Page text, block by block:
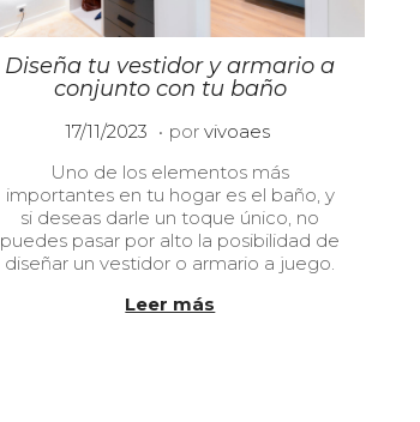
Diseña tu vestidor y armario a
conjunto con tu baño
P
b
l
i
c
a
17/11/2023
/
0
1
/
2
2
. por vivoaes
Uno de los elementos más
importantes en tu hogar es el baño, y
si deseas darle un toque único, no
puedes pasar por alto la posibilidad de
diseñar un vestidor o armario a juego.
Leer más